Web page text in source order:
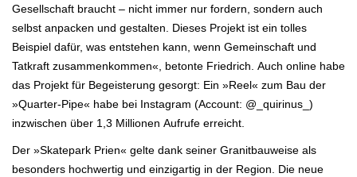
Gesellschaft braucht – nicht immer nur fordern, sondern auch
selbst anpacken und gestalten. Dieses Projekt ist ein tolles
Beispiel dafür, was entstehen kann, wenn Gemeinschaft und
Tatkraft zusammenkommen«, betonte Friedrich. Auch online habe
das Projekt für Begeisterung gesorgt: Ein »Reel« zum Bau der
»Quarter-Pipe« habe bei Instagram (Account: @_quirinus_)
inzwischen über 1,3 Millionen Aufrufe erreicht.
Der »Skatepark Prien« gelte dank seiner Granitbauweise als
besonders hochwertig und einzigartig in der Region. Die neue